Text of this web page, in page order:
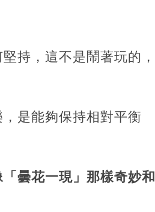
持，這不是鬧著玩的，
是能夠保持相對平衡
曇花一現」那樣奇妙和